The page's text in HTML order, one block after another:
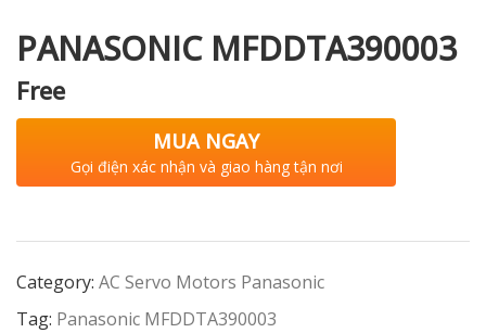
PANASONIC MFDDTA390003
Free
MUA NGAY
Gọi điện xác nhận và giao hàng tận nơi
Category: AC Servo Motors Panasonic
Tag: Panasonic MFDDTA390003